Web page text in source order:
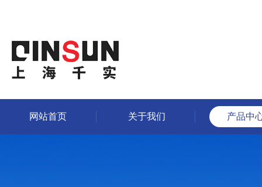
网站首页 关于我们 产品中